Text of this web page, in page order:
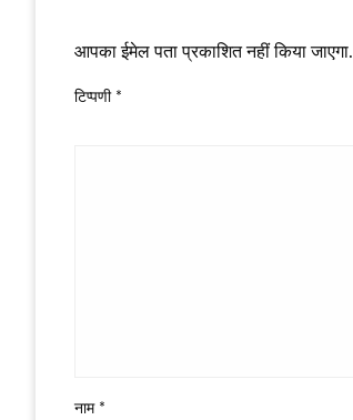
आपका ईमेल पता प्रकाशित नहीं किया जाएगा.
टिप्पणी *
नाम *